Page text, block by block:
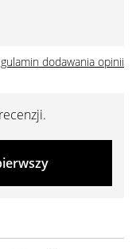
dodawania opinii